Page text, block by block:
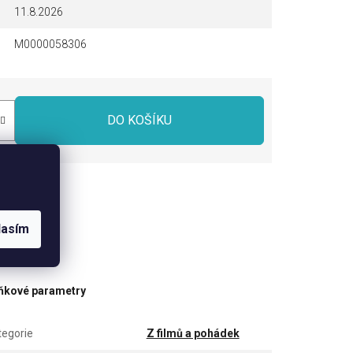
11.8.2026
M0000058306
DO KOŠÍKU
parametry
Z filmů a pohádek